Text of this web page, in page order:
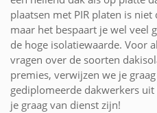
plaatsen met PIR platen is
maar het bespaart je wel veel
de hoge isolatiewaarde. Voor
vragen over de soorten
premies, verwijzen we je
gediplomeerde dakwerkers
je graag van dienst zijn!